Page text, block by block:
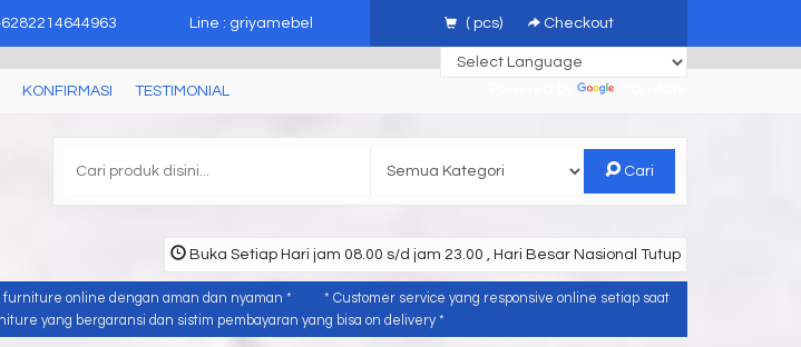
Line : griyamebel ( pcs) Checkout
KONFIRMASI TESTIMONIAL
Cari
Buka Setiap Hari jam 08.00 s/d jam 23.00 , Hari Besar Nasional Tutup
online dengan aman dan nyaman *
* Customer service yang responsive online setiap saat
yang bergaransi dan sistim pembayaran yang bisa on delivery *